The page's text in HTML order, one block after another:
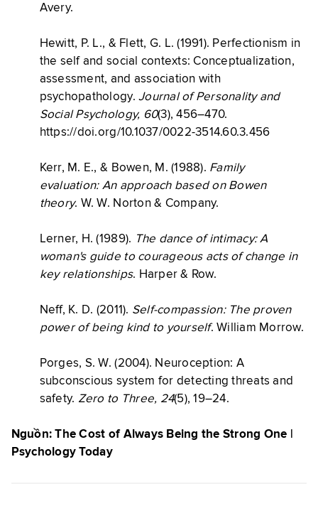
Avery.
Hewitt, P. L., & Flett, G. L. (1991). Perfectionism in
the self and social contexts: Conceptualization,
assessment, and association with
psychopathology.Journal of Personality and
Social Psychology, 60(3), 456–470.
https://doi.org/10.1037/0022-3514.60.3.456
Kerr, M. E., & Bowen, M. (1988). Family
evaluation: An approach based on Bowen
theory. W. W. Norton & Company.
Lerner, H. (1989). The dance of intimacy: A
woman's guide to courageous acts of change in
key relationships. Harper & Row.
Neff, K. D. (2011). Self-compassion: The proven
power of being kind to yourself. William Morrow.
Porges, S. W. (2004). Neuroception: A
subconscious system for detecting threats and
safety. Zero to Three, 24(5), 19–24.
Nguồn: The Cost of Always Being the Strong One |
Psychology Today